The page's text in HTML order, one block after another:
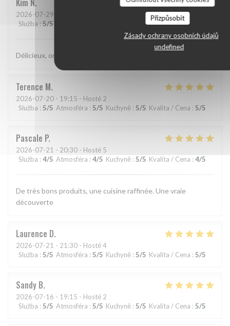
Přizpůsobit
Zásady ochrany osobních údajů
undefined
Kim N
2026-07-29
Služba :5/5 /5 Kvalita / Cena
Délicieux, original, subtil et service très agréable.
Terence M
2026-07-20 - 19:15 - Hosté 2
Služba : 5/5 Atmosféra : 5/5 Kuchyně : 5/5 Kvalita / Cena : 5/5
Pascale P
2026-07-21 - 20:30 - Hosté 5
Služba : 4/5 Atmosféra : 4/5 Kuchyně : 5/5 Kvalita / Cena : 4/5
De très bons produits, une cuisine raffinée. Une vraie
découverte
Laurence D
2026-07-21 - 21:30 - Hosté 4
Služba : 5/5 Atmosféra : 5/5 Kuchyně : 5/5 Kvalita / Cena : 5/5
Sandy B
2026-07-16 - 19:15 - Hosté 2
Služba : 5/5 Atmosféra : 5/5 Kuchyně : 5/5 Kvalita / Cena : 5/5